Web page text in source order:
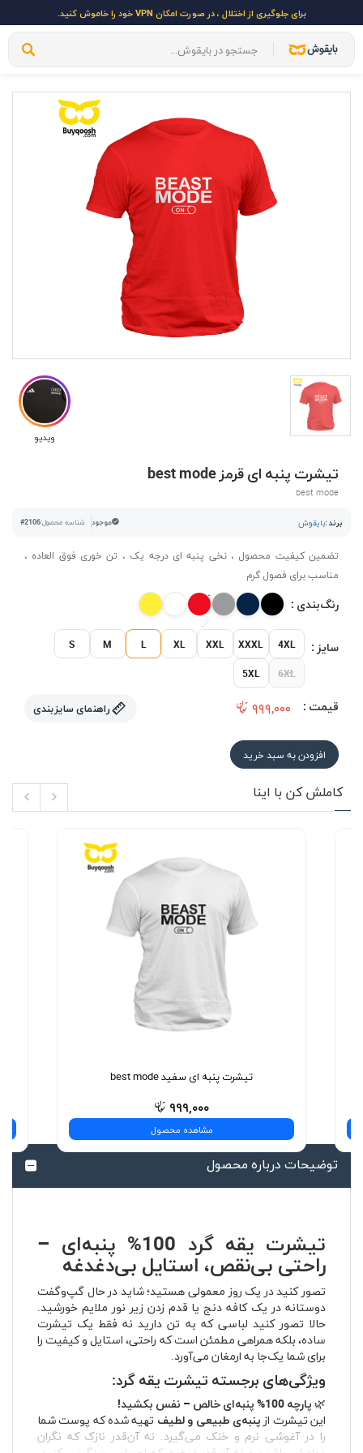
برای جلوگیری از اختلال ، در صورت امکان VPN خود را خاموش کنید.
ویدیو
تیشرت پنبه ای قرمز best mode
best mode
برند :بایقوش موجود شناسه محصول:#2106
تضمین کیفیت محصول ، نخی پنبه ای درجه یک ، تن خوری فوق العاده ،
مناسب برای فصول گرم
رنگ‌بندی :
سایز : S M L XL XXL XXXL 4XL
5XL 6XL
قیمت : ۹۹۹,۰۰۰ راهنمای سایزبندی
افزودن به سبد خرید
کاملش کن با اینا
تیشرت پنبه ای سفید best mode
۹۹۹,۰۰۰
مشاهده محصول
توضیحات درباره محصول
تیشرت یقه گرد 100% پنبه‌ای –
راحتی بی‌نقص، استایل بی‌دغدغه
تصور کنید در یک روز معمولی هستید؛ شاید در حال گپ‌وگفت
دوستانه در یک کافه دنج یا قدم زدن زیر نور ملایم خورشید.
حالا تصور کنید لباسی که به تن دارید نه فقط یک تیشرت
ساده، بلکه همراهی مطمئن است که راحتی، استایل و کیفیت را
برای شما یک‌جا به ارمغان می‌آورد.
ویژگی‌های برجسته تیشرت یقه گرد:
🌿 پارچه 100% پنبه‌ای خالص – نفس بکشید!
این تیشرت از پنبه‌ی طبیعی و لطیف تهیه شده که پوست شما
را در آغوشی نرم و خنک می‌گیرد. نه آن‌قدر نازک که نگران